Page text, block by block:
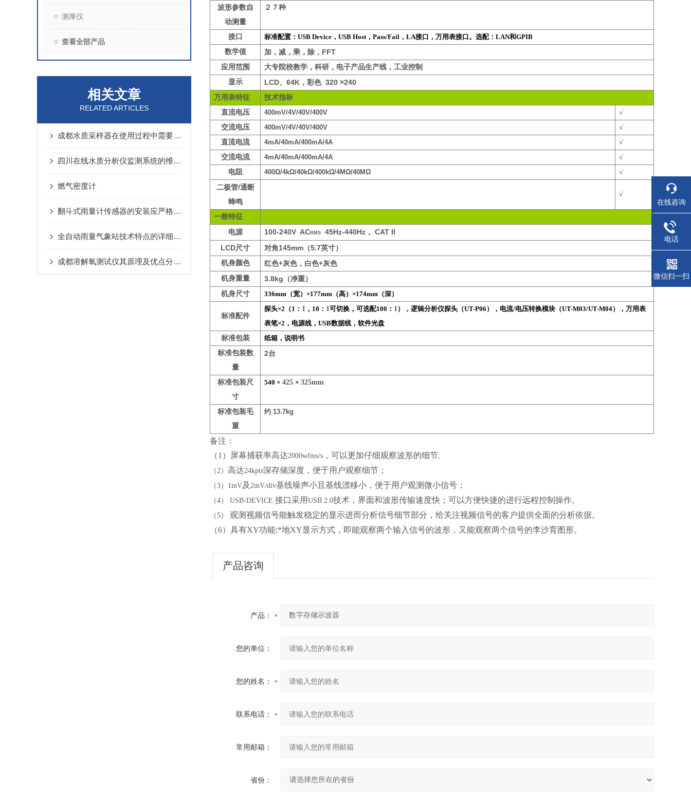
测厚仪
查看全部产品
相关文章
RELATED ARTICLES
成都水质采样器在使用过程中需要留意以下几点
四川在线水质分析仪监测系统的维护工作
燃气密度计
翻斗式雨量计传感器的安装应严格按照现行水文规范进行
全自动雨量气象站技术特点的详细介绍
成都溶解氧测试仪其原理及优点分别如下
波形参数自
动测量
２７种
接口 标准配置：USB Device ，USB Host，Pass/Fail ，LA接口，万用表接口。选配：LAN和GPIB
数学值
加，减，乘，除， FFT
应用范围
大专院校教学，科研，电子产品生产线，工业控制
显示
LCD、64K ，彩色 320 ×240
万用表特征
技术指标
直流电压
400mV/4V/40V/400V
√
交流电压
400mV/4V/40V/400V
√
直流电流
4mA/40mA/400mA/4A
√
交流电流
4mA/40mA/400mA/4A
√
电阻
400Ω/4kΩ/40kΩ/400kΩ/4MΩ/40MΩ
√
二极管/通断
蜂鸣
√
一般特征
电源
100-240V ACRMS 45Hz-440Hz ， CAT II
LCD尺寸 对角145mm （5.7英寸）
机身颜色
红色+灰色，白色+灰色
机身重量
3.8kg （净重）
机身尺寸
336mm （宽）×177mm （高）×174mm （深）
标准配件
探头×2 （1 ： 1 ， 10 ： 1可切换 ，可选配100 ： 1），逻辑分析仪探头（UT-P06 ），电流/电压转换模块（UT-M03/UT-M04），万用表
表笔×2 ，电源线，USB数据线，软件光盘
标准包装
纸箱，说明书
标准包装数
量
2台
标准包装尺
寸
540 × 425 × 325mm
标准包装毛
重
约 13.7kg
备注：
（1）
屏幕捕获率高达2000wfms/s ，可以更加仔细观察波形的细节;
（2） 高达24kpts深存储深度，便于用户观察细节；
（3）1mV及 2mV/div基线噪声小且基线漂移小，便于用户观测微小信号；
（4） USB-DEVICE 接口采用 USB 2.0技术，界面和波形传输速度快；可以方便快捷的进行远程控制操作。
（5） 观测视频信号能触发稳定的显示进而分析信号细节部分，给关注视频信号的客户提供全面的分析依据。
（6） 具有XY功能:*地XY显示方式，即能观察两个输入信号的波形，又能观察两个信号的李沙育图形。
产品咨询
产品：
您的单位：
您的姓名：
联系电话：
常用邮箱：
省份：
在线咨询
电话
微信扫一扫